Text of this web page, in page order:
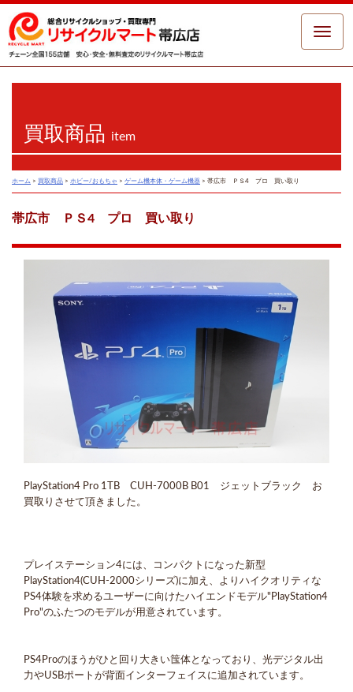
Toggle
買取商品 item
ホーム > 買取商品 > ホビー/おもちゃ > ゲーム機本体・ゲーム機器 > 帯広市 ＰＳ4 プロ 買い取り
帯広市 ＰＳ4 プロ 買い取り
PlayStation4 Pro 1TB CUH-7000B B01 ジェットブラック お
買取りさせて頂きました。
プレイステーション4には、コンパクトになった新型
PlayStation4(CUH-2000シリーズ)に加え、よりハイクオリティな
PS4体験を求めるユーザーに向けたハイエンドモデル"PlayStation4
Pro"のふたつのモデルが用意されています。
PS4Proのほうがひと回り大きい筺体となっており、光デジタル出
力やUSBポートが背面インターフェイスに追加されています。